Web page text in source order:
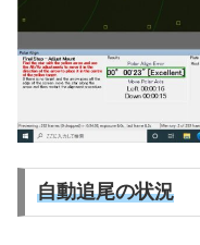
自動追尾の状況